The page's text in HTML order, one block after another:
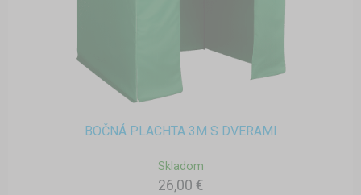
BOČNÁ PLACHTA 3M S DVERAMI
Skladom
26,00 €